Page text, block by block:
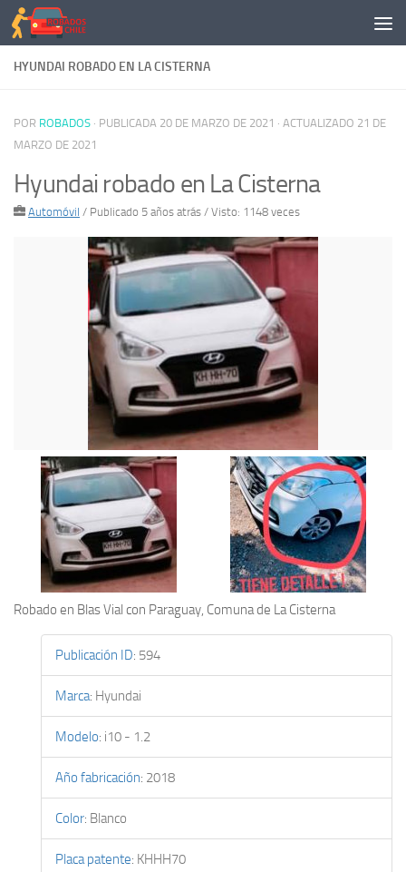
Saltar al contenido
HYUNDAI ROBADO EN LA CISTERNA
POR ROBADOS · PUBLICADA 20 DE MARZO DE 2021 · ACTUALIZADO 21 DE
MARZO DE 2021
Hyundai robado en La Cisterna
Automóvil / Publicado 5 años atrás / Visto: 1148 veces
Robado en Blas Vial con Paraguay, Comuna de La Cisterna
Publicación ID: 594
Marca: Hyundai
Modelo: i10 - 1.2
Año fabricación: 2018
Color: Blanco
Placa patente: KHHH70